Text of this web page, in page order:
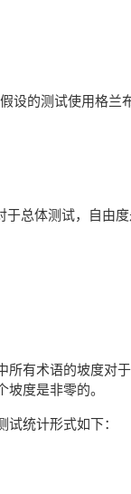
设的测试使用格兰
总体测试，自由度
所有术语的坡度对
度是非零的。
统计形式如下：